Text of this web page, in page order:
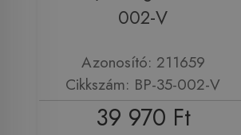
002-V
Azonosító: 211659
Cikkszám: BP-35-002-V
39 970 Ft